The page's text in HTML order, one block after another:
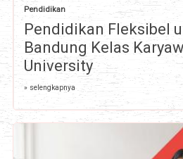
Pendidikan
Pendidikan Fleksibel
Bandung Kelas
University
» selengkapnya